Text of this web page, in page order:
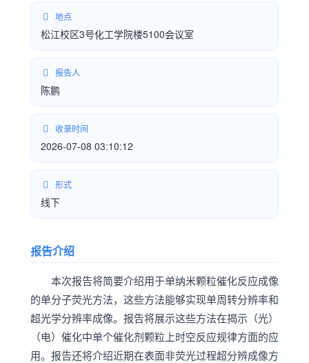
地点
松江校区3号化工学院楼5100会议室
报告人
陈鹏
收录时间
2026-07-08 03:10:12
形式
线下
报告介绍
本次报告将简要介绍用于单纳米颗粒催化反应成像
的单分子荧光方法，这些方法能够实现单周转分辨率和
超光学分辨率成像。报告将展示这些方法在揭示（光）
（电）催化中单个催化剂颗粒上时空反应规律方面的应
用。报告还将介绍近期在表面非荧光过程超分辨成像方